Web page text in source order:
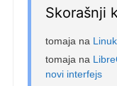
Skorašnji
tomaja na
tomaja na
novi interfejs